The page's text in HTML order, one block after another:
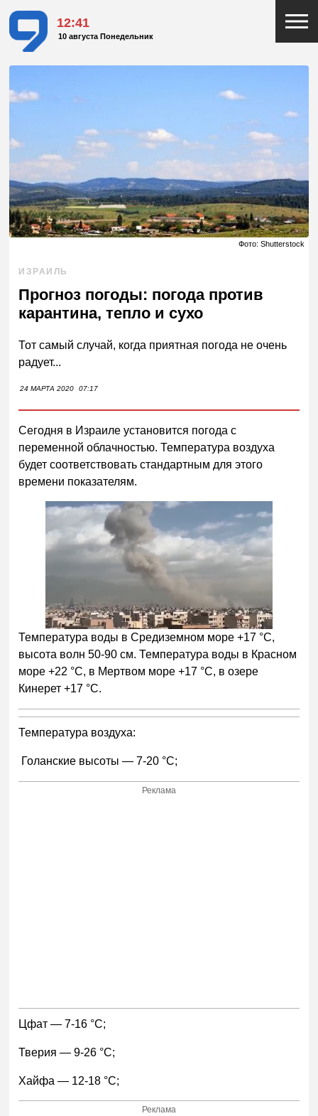
12:41
10 августа Понедельник
Фото: Shutterstock
ИЗРАИЛЬ
Прогноз погоды: погода против
карантина, тепло и сухо
Тот самый случай, когда приятная погода не очень
радует...
24 МАРТА 2020 07:17
Сегодня в Израиле установится погода с
переменной облачностью. Температура воздуха
будет соответствовать стандартным для этого
времени показателям.
Температура воды в Средиземном море +17 °С,
высота волн 50-90 см. Температура воды в Красном
море +22 °С, в Мертвом море +17 °С, в озере
Кинерет +17 °С.
Температура воздуха:
Голанские высоты — 7-20 °С;
Реклама
Цфат — 7-16 °С;
Тверия — 9-26 °С;
Хайфа — 12-18 °С;
Реклама